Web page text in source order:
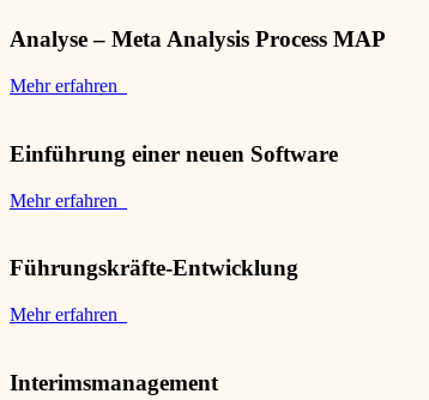
Analyse – Meta Analysis Process MAP
Mehr erfahren
Einführung einer neuen Software
Mehr erfahren
Führungskräfte-Entwicklung
Mehr erfahren
Interimsmanagement